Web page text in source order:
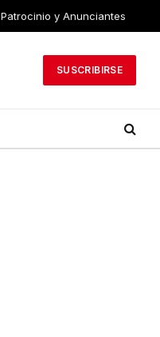
Patrocinio y Anunciantes
SUSCRIBIRSE